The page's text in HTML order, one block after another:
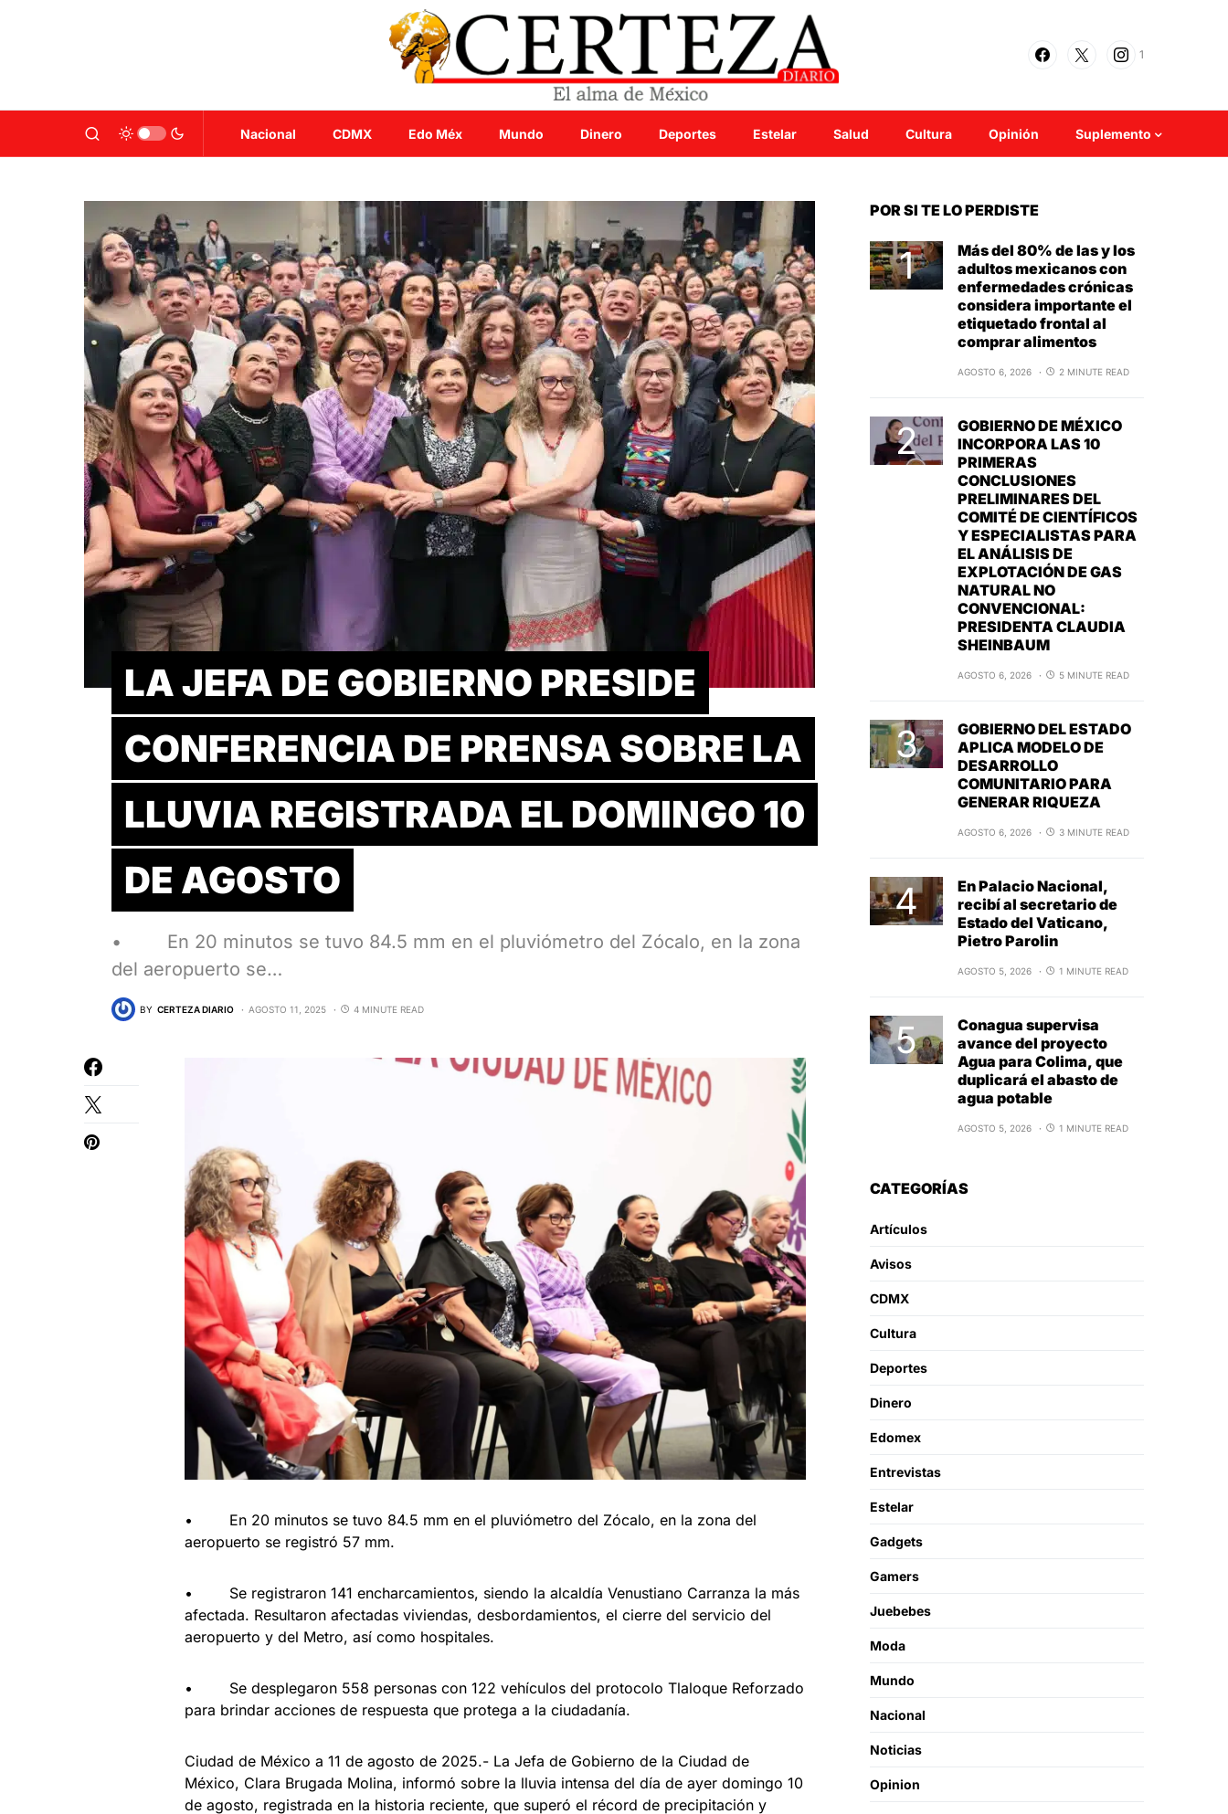
1
Nacional CDMX Edo Méx Mundo Dinero Deportes Estelar Salud Cultura Opinión Suplemento
LA JEFA DE GOBIERNO PRESIDE
CONFERENCIA DE PRENSA SOBRE LA
LLUVIA REGISTRADA EL DOMINGO 10
DE AGOSTO
• En 20 minutos se tuvo 84.5 mm en el pluviómetro del Zócalo, en la zona
del aeropuerto se…
BY CERTEZA DIARIO AGOSTO 11, 2025 4 MINUTE READ
• En 20 minutos se tuvo 84.5 mm en el pluviómetro del Zócalo, en la zona del
aeropuerto se registró 57 mm.
• Se registraron 141 encharcamientos, siendo la alcaldía Venustiano Carranza la más
afectada. Resultaron afectadas viviendas, desbordamientos, el cierre del servicio del
aeropuerto y del Metro, así como hospitales.
• Se desplegaron 558 personas con 122 vehículos del protocolo Tlaloque Reforzado
para brindar acciones de respuesta que protega a la ciudadanía.
Ciudad de México a 11 de agosto de 2025.- La Jefa de Gobierno de la Ciudad de
México, Clara Brugada Molina, informó sobre la lluvia intensa del día de ayer domingo 10
de agosto, registrada en la historia reciente, que superó el récord de precipitación y
POR SI TE LO PERDISTE
Más del 80% de las y los
adultos mexicanos con
enfermedades crónicas
considera importante el
etiquetado frontal al
comprar alimentos
AGOSTO 6, 2026 2 MINUTE READ
GOBIERNO DE MÉXICO
INCORPORA LAS 10
PRIMERAS
CONCLUSIONES
PRELIMINARES DEL
COMITÉ DE CIENTÍFICOS
Y ESPECIALISTAS PARA
EL ANÁLISIS DE
EXPLOTACIÓN DE GAS
NATURAL NO
CONVENCIONAL:
PRESIDENTA CLAUDIA
SHEINBAUM
AGOSTO 6, 2026 5 MINUTE READ
GOBIERNO DEL ESTADO
APLICA MODELO DE
DESARROLLO
COMUNITARIO PARA
GENERAR RIQUEZA
AGOSTO 6, 2026 3 MINUTE READ
En Palacio Nacional,
recibí al secretario de
Estado del Vaticano,
Pietro Parolin
AGOSTO 5, 2026 1 MINUTE READ
Conagua supervisa
avance del proyecto
Agua para Colima, que
duplicará el abasto de
agua potable
AGOSTO 5, 2026 1 MINUTE READ
CATEGORÍAS
Artículos
Avisos
CDMX
Cultura
Deportes
Dinero
Edomex
Entrevistas
Estelar
Gadgets
Gamers
Juebebes
Moda
Mundo
Nacional
Noticias
Opinion